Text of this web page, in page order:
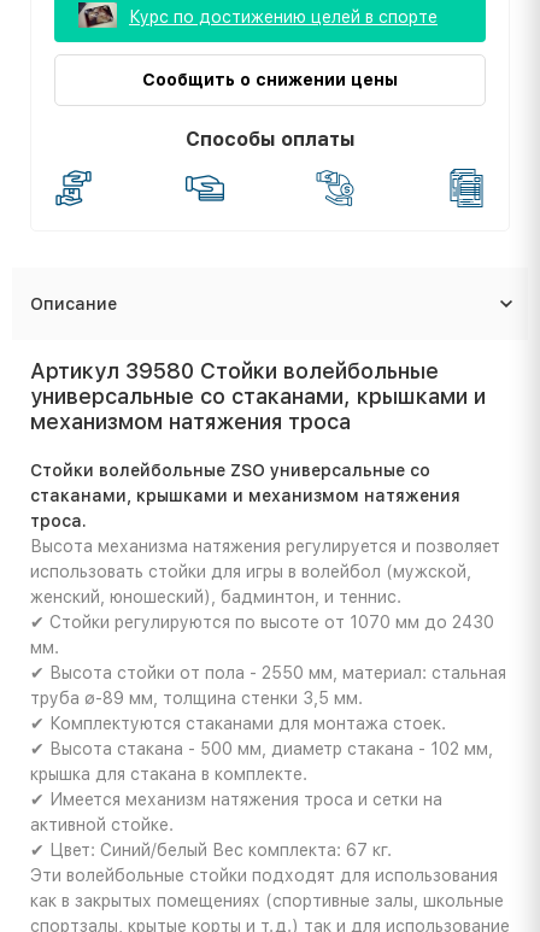
Курс по достижению целей в спорте
Сообщить о снижении цены
Способы оплаты
Описание
Артикул 39580 Стойки волейбольные
универсальные со стаканами, крышками и
механизмом натяжения троса
Стойки волейбольные ZSO универсальные со
стаканами, крышками и механизмом натяжения
троса.
Высота механизма натяжения регулируется и позволяет
использовать стойки для игры в волейбол (мужской,
женский, юношеский), бадминтон, и теннис.
✔ Стойки регулируются по высоте от 1070 мм до 2430
мм.
✔ Высота стойки от пола - 2550 мм, материал: стальная
труба ø-89 мм, толщина стенки 3,5 мм.
✔ Комплектуются стаканами для монтажа стоек.
✔ Высота стакана - 500 мм, диаметр стакана - 102 мм,
крышка для стакана в комплекте.
✔ Имеется механизм натяжения троса и сетки на
активной стойке.
✔ Цвет: Синий/белый Вес комплекта: 67 кг.
Эти волейбольные стойки подходят для использования
как в закрытых помещениях (спортивные залы, школьные
спортзалы, крытые корты и т.д.) так и для использование